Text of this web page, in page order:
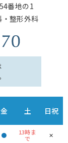
番地の1
整形外科
金 土 日祝
●
13時ま
で
✕